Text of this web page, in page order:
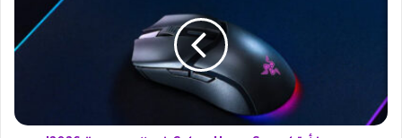
D
u
C
o